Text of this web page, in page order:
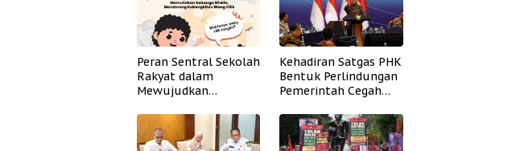
Peran Sentral Sekolah
Rakyat dalam
Mewujudkan
Kehadiran Satgas PHK
Bentuk Perlindungan
Pemerintah Cegah